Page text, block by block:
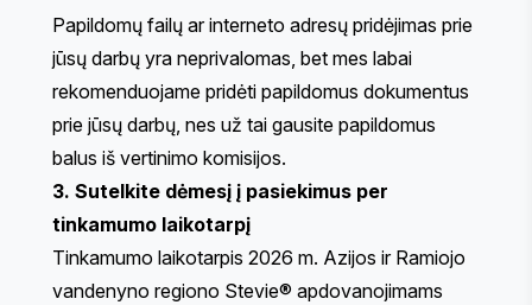
Papildomų failų ar interneto adresų pridėjimas prie
jūsų darbų yra neprivalomas, bet mes labai
rekomenduojame pridėti papildomus dokumentus
prie jūsų darbų, nes už tai gausite papildomus
balus iš vertinimo komisijos.
3. Sutelkite dėmesį į pasiekimus per
tinkamumo laikotarpį
Tinkamumo laikotarpis 2026 m. Azijos ir Ramiojo
vandenyno regiono Stevie® apdovanojimams